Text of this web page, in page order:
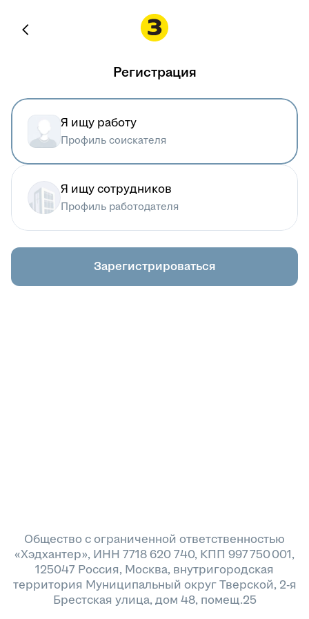
Регистрация
Я ищу работу
Профиль соискателя
Я ищу сотрудников
Профиль работодателя
Зарегистрироваться
Общество с ограниченной ответственностью
«Хэдхантер», ИНН 7718 620 740, КПП 997 750 001,
125047 Россия, Москва, внутригородская
территория Муниципальный округ Тверской, 2-я
Брестская улица, дом 48, помещ.25